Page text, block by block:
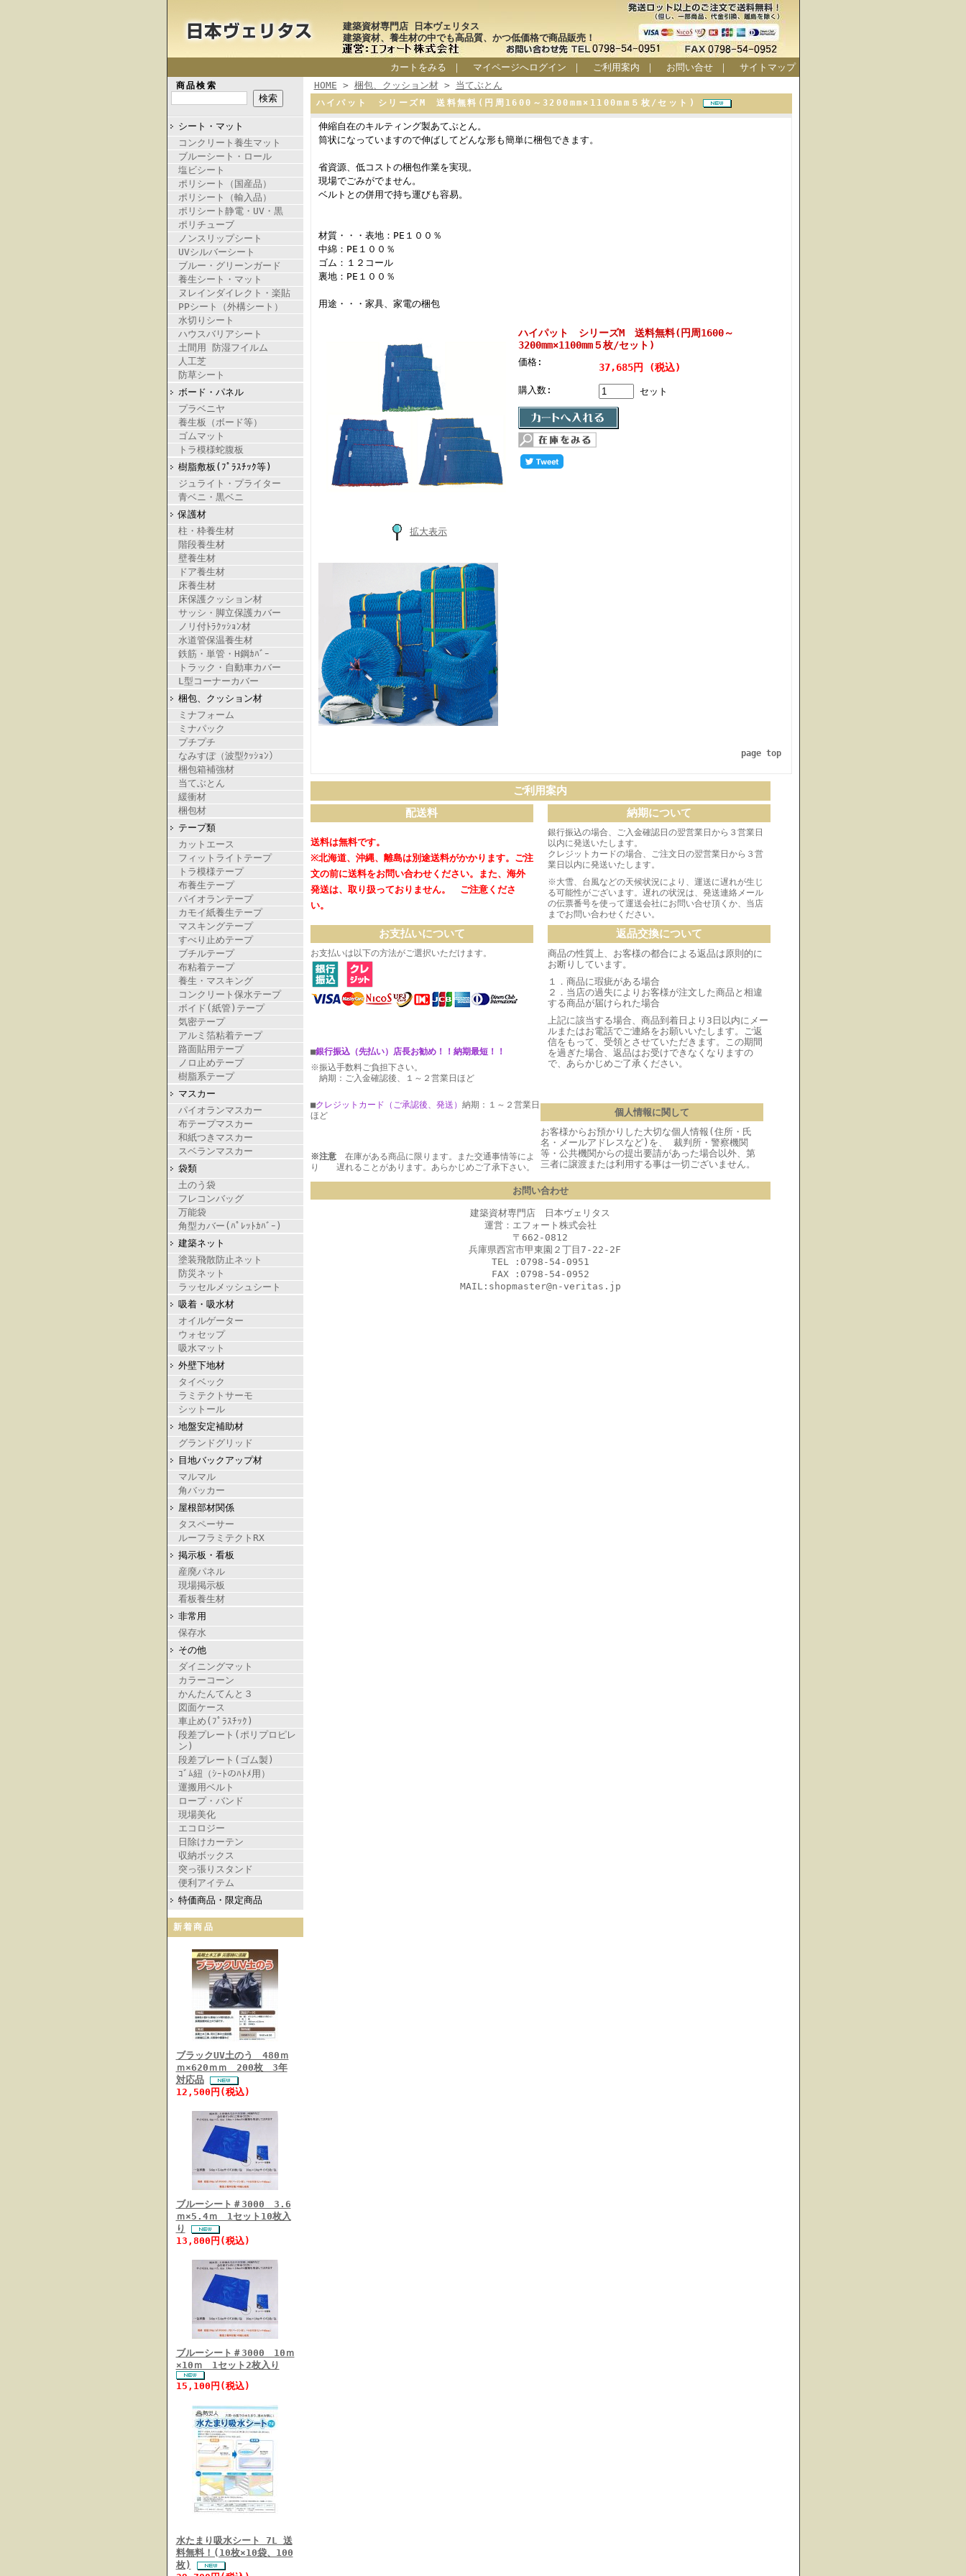
建築資材専門店 日本ヴェリタス
建築資材、養生材の中でも高品質、かつ低価格で商品販売！
カートをみる ｜ マイページへログイン ｜ ご利用案内 ｜ お問い合せ｜ サイトマップ
商品検索
シート・マット
コンクリート養生マット
ブルーシート・ロール
塩ビシート
ポリシート（国産品）
ポリシート（輸入品）
ポリシート静電・UV・黒
ポリチューブ
ノンスリップシート
UVシルバーシート
ブルー・グリーンガード
養生シート・マット
ヌレインダイレクト・楽貼
PPシート（外構シート）
水切りシート
ハウスバリアシート
土間用 防湿フイルム
人工芝
防草シート
ボード・パネル
プラベニヤ
養生板（ボード等）
ゴムマット
トラ模様蛇腹板
樹脂敷板(ﾌﾟﾗｽﾁｯｸ等)
ジュライト・プライター
青ベニ・黒ベニ
保護材
柱・枠養生材
階段養生材
壁養生材
ドア養生材
床養生材
床保護クッション材
サッシ・脚立保護カバー
ノリ付ﾄﾗｸｯｼｮﾝ材
水道管保温養生材
鉄筋・単管・H鋼ｶﾊﾞｰ
トラック・自動車カバー
L型コーナーカバー
梱包、クッション材
ミナフォーム
ミナパック
プチプチ
なみすぽ（波型ｸｯｼｮﾝ）
梱包箱補強材
当てぶとん
緩衝材
梱包材
テープ類
カットエース
フィットライトテープ
トラ模様テープ
布養生テープ
パイオランテープ
カモイ紙養生テープ
マスキングテープ
すべり止めテープ
ブチルテープ
布粘着テープ
養生・マスキング
コンクリート保水テープ
ボイド(紙管)テープ
気密テープ
アルミ箔粘着テープ
路面貼用テープ
ノロ止めテープ
樹脂系テープ
マスカー
パイオランマスカー
布テープマスカー
和紙つきマスカー
スベランマスカー
袋類
土のう袋
フレコンバッグ
万能袋
角型カバー(ﾊﾟﾚｯﾄｶﾊﾞｰ)
建築ネット
塗装飛散防止ネット
防災ネット
ラッセルメッシュシート
吸着・吸水材
オイルゲーター
ウォセップ
吸水マット
外壁下地材
タイベック
ラミテクトサーモ
シットール
地盤安定補助材
グランドグリッド
目地バックアップ材
マルマル
角バッカー
屋根部材関係
タスペーサー
ルーフラミテクトRX
掲示板・看板
産廃パネル
現場掲示板
看板養生材
非常用
保存水
その他
ダイニングマット
カラーコーン
かんたんてんと３
図面ケース
車止め(ﾌﾟﾗｽﾁｯｸ)
段差プレート(ポリプロピレ
ン)
段差プレート(ゴム製)
ｺﾞﾑ紐（ｼｰﾄのﾊﾄﾒ用）
運搬用ベルト
ロープ・バンド
現場美化
エコロジー
日除けカーテン
収納ボックス
突っ張りスタンド
便利アイテム
特価商品・限定商品
新着商品
ブラックUV土のう 480ｍ
ｍ×620ｍｍ 200枚 3年
対応品
12,500円(税込)
ブルーシート＃3000 3.6
ｍ×5.4ｍ 1セット10枚入
り
13,800円(税込)
ブルーシート＃3000 10ｍ
×10ｍ 1セット2枚入り
15,100円(税込)
水たまり吸水シート 7L 送
料無料！(10枚×10袋、100
枚)
HOME > 梱包、クッション材> 当てぶとん
ハイパット シリーズM 送料無料(円周1600～3200mm×1100mm５枚/セット)
伸縮自在のキルティング製あてぶとん。
筒状になっていますので伸ばしてどんな形も簡単に梱包できます。
省資源、低コストの梱包作業を実現。
現場でごみがでません。
ベルトとの併用で持ち運びも容易。
材質・・・表地：PE１００％
中綿：PE１００％
ゴム：１２コール
裏地：PE１００％
用途・・・家具、家電の梱包
拡大表示
ハイパット シリーズM 送料無料(円周1600～
3200mm×1100mm５枚/セット)
価格: 37,685円 (税込)
購入数: セット
page top
ご利用案内
配送料
送料は無料です。
※北海道、沖縄、離島は別途送料がかかります。 ご注
文の前に送料をお問い合わせください。
また、海外
発送は、取り扱っておりません。 ご注意くださ
い。
納期について
銀行振込の場合、ご入金確認日の翌営業日から３営業日
以内に発送いたします。
クレジットカードの場合、ご注文日の翌営業日から３営
業日以内に発送いたします。
※大雪、台風などの天候状況により、運送に遅れが生じ
る可能性がございます。遅れの状況は、発送連絡メール
の伝票番号を使って運送会社にお問い合せ頂くか、当店
までお問い合わせください。
お支払いについて
お支払いは以下の方法がご選択いただけます。
■銀行振込（先払い）店長お勧め！！納期最短！！
※振込手数料ご負担下さい。
納期：ご入金確認後、１～２営業日ほど
■クレジットカード（ご承認後、発送 ） 納期：１～２営業日
ほど
※注意在庫がある商品に限ります。また交通事情等によ
り 遅れることがあります。あらかじめご了承下さい。
返品交換について
商品の性質上、お客様の都合による返品は原則的に
お断りしています。
１．商品に瑕疵がある場合
２．当店の過失によりお客様が注文した商品と相違
する商品が届けられた場合
上記に該当する場合、商品到着日より3日以内にメー
ルまたはお電話でご連絡をお願いいたします。ご返
信をもって、受領とさせていただきます。この期間
を過ぎた場合、返品はお受けできなくなりますの
で、あらかじめご了承ください。
個人情報に関して
お客様からお預かりした大切な個人情報(住所・氏
名・メールアドレスなど)を、 裁判所・警察機関
等・公共機関からの提出要請があった場合以外、第
三者に譲渡または利用する事は一切ございません。
お問い合わせ
建築資材専門店 日本ヴェリタス
運営：エフォート株式会社
〒662-0812
兵庫県西宮市甲東園２丁目7-22-2F
TEL :0798-54-0951
FAX :0798-54-0952
MAIL:shopmaster@n-veritas.jp